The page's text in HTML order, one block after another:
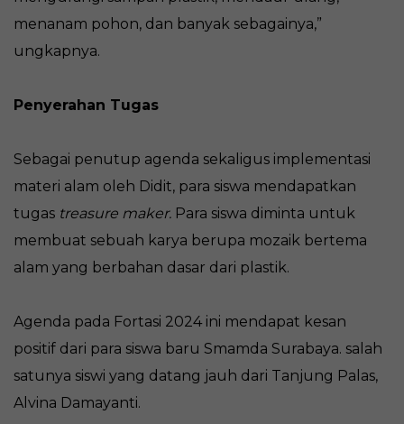
menanam pohon, dan banyak sebagainya,”
ungkapnya.
Penyerahan Tugas
Sebagai penutup agenda sekaligus implementasi
materi alam oleh Didit, para siswa mendapatkan
tugas treasure maker. Para siswa diminta untuk
membuat sebuah karya berupa mozaik bertema
alam yang berbahan dasar dari plastik.
Agenda pada Fortasi 2024 ini mendapat kesan
positif dari para siswa baru Smamda Surabaya. salah
satunya siswi yang datang jauh dari Tanjung Palas,
Alvina Damayanti.